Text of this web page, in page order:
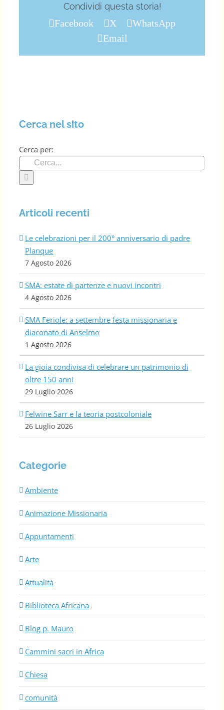
Condividi questa storia!
Facebook X
WhatsApp
Email
Cerca nel sito
Cerca per:
Articoli recenti
Le celebrazioni per il 200° anniversario di padre
Planque
7 Agosto 2026
SMA: estate di partenze e nuovi incontri
4 Agosto 2026
SMA Feriole: a settembre festa missionaria e
diaconato di Anselmo
1 Agosto 2026
La gioia condivisa di celebrare un patrimonio di
oltre 150 anni
29 Luglio 2026
Felwine Sarr e la teoria postcoloniale
26 Luglio 2026
Categorie
Ambiente
Animazione Missionaria
Appuntamenti
Arte
Attualità
Biblioteca Africana
Blog p. Mauro
Cammini sacri in Africa
Chiesa
comunità